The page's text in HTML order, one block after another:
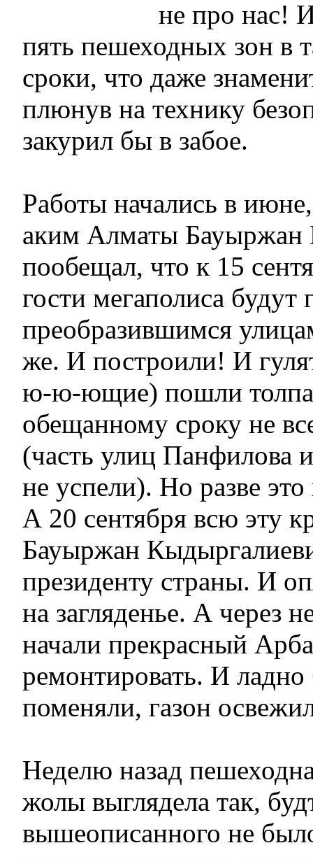
не про нас!
пять пешеходных зон в
сроки, что даже
плюнув на технику
закурил бы в забое.
Работы начались в
аким Алматы
пообещал, что к 15
гости мегаполиса будут
преобразившимся
же. И построили! И
ю-ю-ющие) пошли
обещанному сроку не
(часть улиц Панфилова
не успели). Но разве
А 20 сентября всю эту
Бауыржан
президенту страны. И
на загляденье. А через
начали прекрасный
ремонтировать. И ладно
поменяли, газон
Неделю назад
жолы выглядела так,
вышеописанного не